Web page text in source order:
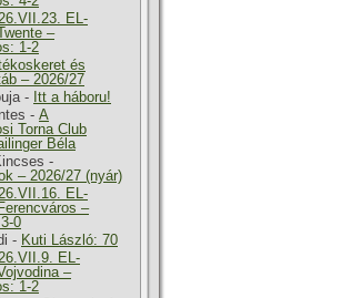
EL-
–
1-2
és
– 2026/27
- Itt a háboru!
- A
Torna Club
Béla
-
– 2026/27 (nyár)
EL-
–
0
- Kuti László: 70
EL-
–
1-2